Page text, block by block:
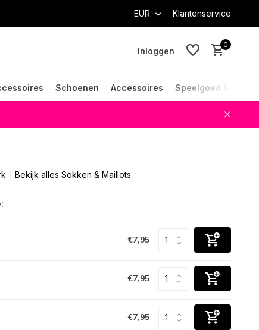
EUR Klantenservice
Inloggen
0
Schoenen Accessoires Speelgoed &
Bekijk alles Sokken & Maillots
€7,95
€7,95
€7,95